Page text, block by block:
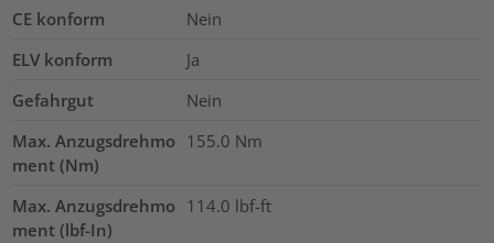
CE konform
Nein
ELV konform
Ja
Gefahrgut
Nein
Max. Anzugsdrehmo
ment (Nm)
155.0 Nm
Max. Anzugsdrehmo
ment (lbf-In)
114.0 lbf-ft